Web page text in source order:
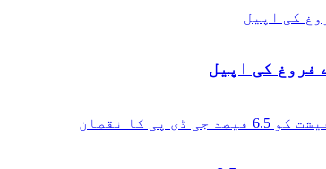
فروغ کی اپیل